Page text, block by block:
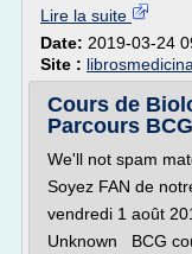
Lire la suite
Date: 2019-03-24
Site :
Cours de
Parcours BCG
We'll not spam
Soyez FAN de
vendredi 1 août
Unknown BCG